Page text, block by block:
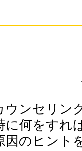
ウンセリン
に何をすれ
因のヒント